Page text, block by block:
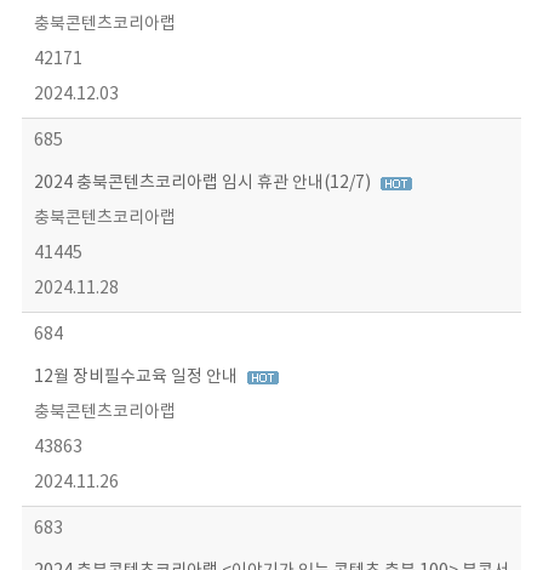
충북콘텐츠코리아랩
42171
2024.12.03
685
2024 충북콘텐츠코리아랩 임시 휴관 안내(12/7)
충북콘텐츠코리아랩
41445
2024.11.28
684
12월 장비필수교육 일정 안내
충북콘텐츠코리아랩
43863
2024.11.26
683